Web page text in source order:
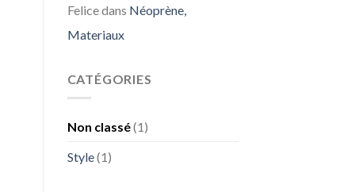
Felicedans Néoprène,
Materiaux
CATÉGORIES
Non classé(1)
Style(1)